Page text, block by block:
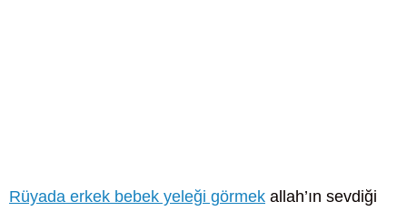
Rüyada erkek bebek yeleği görmek allah’ın sevdiği